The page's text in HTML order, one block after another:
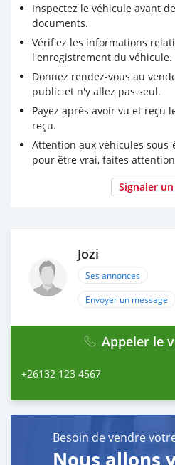
Inspectez le véhicule avant
documents.
Vérifiez les informations
l'enregistrement du véhicule.
Donnez rendez-vous au
public et n'y allez pas seul.
Payez après avoir vu et reçu
reçu.
Attention aux véhicules
pour être vrai, faites
Signaler
Jozi
Ses annonces
Envoyer un message
Appeler le
+26132 123 4567
Besoin de vendre
Nous allons